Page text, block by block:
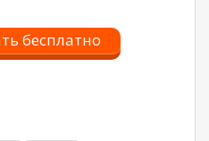
бесплатно